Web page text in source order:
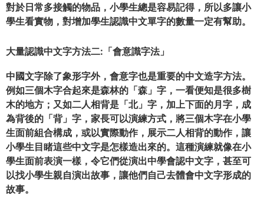
對於日常多接觸的物品，小學生總是容易記得，所以多讓小
學生看實物，對增加學生認識中文單字的數量一定有幫助。
大量認識中文字方法二:「會意識字法」
中國文字除了象形字外，會意字也是重要的中文造字方法。
例如三個木字合起來是森林的「森」字，一看便知是很多樹
木的地方；又如二人相背是「北」字，加上下面的月字，成
為背後的「背」字，家長可以演練方式，將三個木字在小學
生面前組合構成，或以實際動作，展示二人相背的動作，讓
小學生目睹這些中文字是怎樣造出來的。這種演練就像在小
學生面前表演一樣，令它們從演出中學會認中文字，甚至可
以找小學生親自演出故事，讓他們自己去體會中文字形成的
故事。